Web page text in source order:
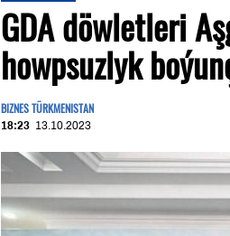
GDA döwletleri
howpsuzlyk
BIZNES TÜRKMENISTAN
18:23 13.10.2023